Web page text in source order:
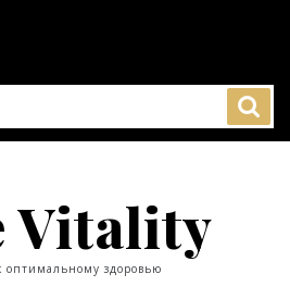
Vitality
оптимальному здоровью